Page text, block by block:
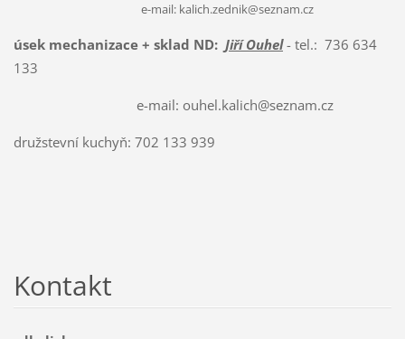
e-mail: kalich.zednik@seznam.cz
úsek mechanizace + sklad ND: Jiří Ouhel- tel.: 736 634
133
e-mail: ouhel.kalich@seznam.cz
družstevní kuchyň: 702 133 939
Kontakt